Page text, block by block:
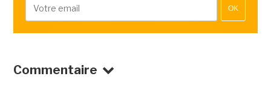
OK
Commentaire